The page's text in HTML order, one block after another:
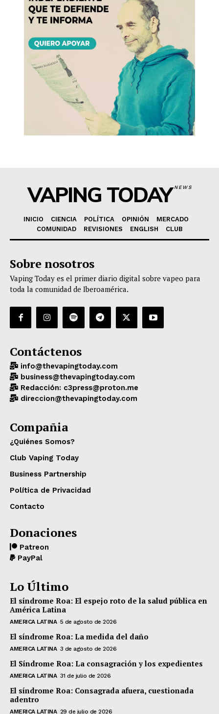
VAPING TODAYNEWS
INICIO CIENCIA POLÍTICA OPINIÓN
MERCADO
COMUNIDAD
REVISIONES ENGLISH CLUB
Sobre nosotros
Vaping Today es el primer diario digital sobre vapeo para
toda la comunidad de Iberoamérica.
Contáctenos
info@thevapingtoday.com
business@thevapingtoday.com
Redacción: c3press@proton.me
direccion@thevapingtoday.com
Compañia
¿Quiénes Somos?
Club Vaping Today
Business Partnership
Política de Privacidad
Contacto
Donaciones
Patreon
PayPal
Lo Último
El síndrome Roa: El espejo roto de la salud pública en
América Latina
AMERICA LATINA 5 de agosto de 2026
El síndrome Roa: La medida del daño
AMERICA LATINA 3 de agosto de 2026
El Síndrome Roa: La consagración y los expedientes
AMERICA LATINA 31 de julio de 2026
El síndrome Roa: Consagrada afuera, cuestionada
adentro
AMERICA LATINA 29 de julio de 2026